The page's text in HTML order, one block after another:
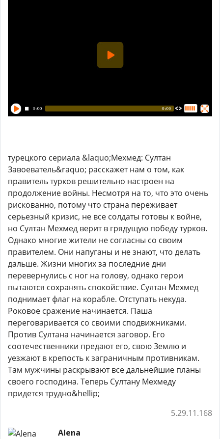
турецкого сериала &laquo;Мехмед: Султан
Завоеватель&raquo; расскажет нам о том, как
правитель турков решительно настроен на
продолжение войны. Несмотря на то, что это очень
рискованно, потому что страна переживает
серьезный кризис, не все солдаты готовы к войне,
но Султан Мехмед верит в грядущую победу турков.
Однако многие жители не согласны со своим
правителем. Они напуганы и не знают, что делать
дальше. Жизни многих за последние дни
перевернулись с ног на голову, однако герои
пытаются сохранять спокойствие. Султан Мехмед
поднимает флаг на корабле. Отступать некуда.
Роковое сражение начинается. Паша
переговаривается со своими сподвижниками.
Против Султана начинается заговор. Его
соотечественники предают его, свою Землю и
уезжают в крепость к заграничным противникам.
Там мужчины раскрывают все дальнейшие планы
своего господина. Теперь Султану Мехмеду
придется трудно&hellip;
5.29.11.168
Alena